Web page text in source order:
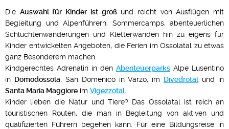
Die Auswahl für Kinder ist großund reicht von Ausflügen mit
Begleitung und Alpenführern, Sommercamps, abenteuerlichen
Schluchtenwanderungen und Kletterwänden hin zu eigens für
Kinder entwickelten Angeboten, die Ferien im Ossolatal zu etwas
ganz Besonderem machen.
Kindgerechtes Adrenalin in den Abenteuerparks Alpe Lusentino
in Domodossola, San Domenico in Varzo, im Divedrotal und in
Santa Maria Maggiore im Vigezzotal
Kinder lieben die Natur und Tiere? Das Ossolatal ist reich an
touristischen Routen, die man in Begleitung von aktiven und
qualifizierten Führern begehen kann. Für eine Bildungsreise in